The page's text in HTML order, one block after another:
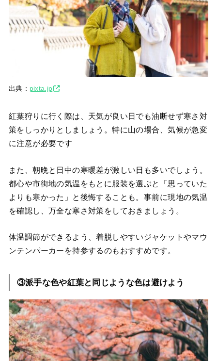
出典： pixta.jp
紅葉狩りに行く際は、天気が良い日でも油断せず寒さ対
策をしっかりとしましょう。特に山の場合、気候が急変
に注意が必要です
また、朝晩と日中の寒暖差が激しい日も多いでしょう。
都心や市街地の気温をもとに服装を選ぶと「思っていた
よりも寒かった」と後悔することも。事前に現地の気温
を確認し、万全な寒さ対策をしておきましょう。
体温調節ができるよう、着脱しやすいジャケットやマウ
ンテンパーカーを持参するのもおすすめです。
③派手な色や紅葉と同じような色は避けよう